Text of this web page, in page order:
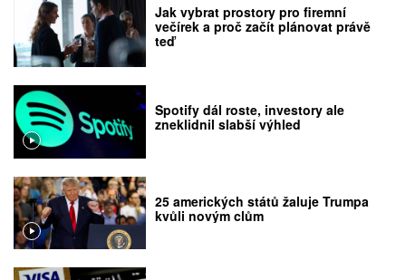
Jak vybrat prostory pro firemní
večírek a proč začít plánovat právě
teď
Spotify dál roste, investory ale
zneklidnil slabší výhled
25 amerických států žaluje Trumpa
kvůli novým clům